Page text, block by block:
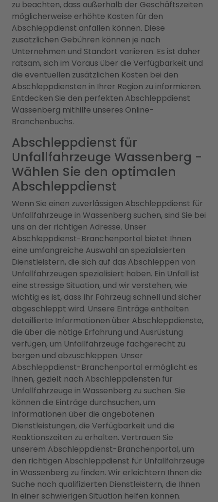
zu beachten, dass außerhalb der Geschäftszeiten
möglicherweise erhöhte Kosten für den
Abschleppdienst anfallen können. Diese
zusätzlichen Gebühren können je nach
Unternehmen und Standort variieren. Es ist daher
ratsam, sich im Voraus über die Verfügbarkeit und
die eventuellen zusätzlichen Kosten bei den
Abschleppdiensten in Ihrer Region zu informieren.
Entdecken Sie den perfekten Abschleppdienst
Wassenberg mithilfe unseres Online-
Branchenbuchs.
Abschleppdienst für
Unfallfahrzeuge Wassenberg -
Wählen Sie den optimalen
Abschleppdienst
Wenn Sie einen zuverlässigen Abschleppdienst für
Unfallfahrzeuge in Wassenberg suchen, sind Sie bei
uns an der richtigen Adresse. Unser
Abschleppdienst-Branchenportal bietet Ihnen
eine umfangreiche Auswahl an spezialisierten
Dienstleistern, die sich auf das Abschleppen von
Unfallfahrzeugen spezialisiert haben. Ein Unfall ist
eine stressige Situation, und wir verstehen, wie
wichtig es ist, dass Ihr Fahrzeug schnell und sicher
abgeschleppt wird. Unsere Einträge enthalten
detaillierte Informationen über Abschleppdienste,
die über die nötige Erfahrung und Ausrüstung
verfügen, um Unfallfahrzeuge fachgerecht zu
bergen und abzuschleppen. Unser
Abschleppdienst-Branchenportal ermöglicht es
Ihnen, gezielt nach Abschleppdiensten für
Unfallfahrzeuge in Wassenberg zu suchen. Sie
können die Einträge durchsuchen, um
Informationen über die angebotenen
Dienstleistungen, die Verfügbarkeit und die
Reaktionszeiten zu erhalten. Vertrauen Sie
unserem Abschleppdienst-Branchenportal, um
den richtigen Abschleppdienst für Unfallfahrzeuge
in Wassenberg zu finden. Wir erleichtern Ihnen die
Suche nach qualifizierten Dienstleistern, die Ihnen
in einer schwierigen Situation helfen können.